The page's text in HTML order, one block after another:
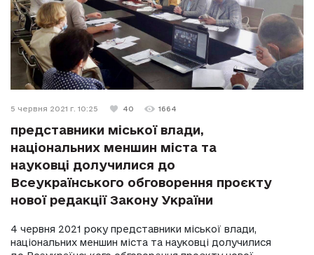
5 червня 2021 г. 10:25 40 1664
представники міської влади,
національних меншин міста та
науковці долучилися до
Всеукраїнського обговорення проєкту
нової редакції Закону України
4 червня 2021 року представники міської влади,
національних меншин міста та науковці долучилися